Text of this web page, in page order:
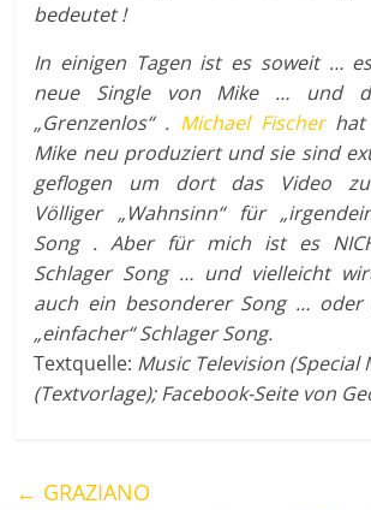
bedeutet !
In einigen Tagen ist es soweit …
neue Single von Mike … und
„Grenzenlos“ . Michael Fischerhat
Mike neu produziert und sie sind
geflogen um dort das Video zu
Völliger „Wahnsinn“ für
Song . Aber für mich ist es
Schlager Song … und vielleicht
auch ein besonderer Song …
„einfacher“ Schlager Song.
Textquelle: Music Television (Special
(Textvorlage); Facebook-Seite von
← GRAZIANO